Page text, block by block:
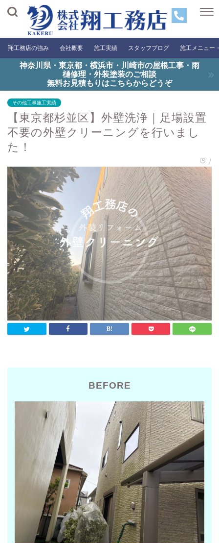
翔工務店の強み 会社概要 施工実績 スタッフブログ 施工メニュー
神奈川県・東京都・横浜市・川崎市の屋根工事・雨
樋修理・外装塗装のご相談
無料お見積もりはこちらからどうぞ
その他工事施工実績
【東京都杉並区】外壁洗浄｜足場設置
不要の外壁クリーニングを行いまし
た！
/
BEFORE